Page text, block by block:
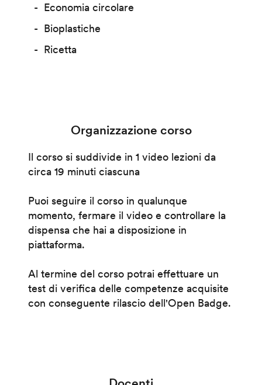
Economia circolare
Bioplastiche
Ricetta
Organizzazione corso
Il corso si suddivide in 1 video lezioni da
circa 19 minuti ciascuna
Puoi seguire il corso in qualunque
momento, fermare il video e controllare la
dispensa che hai a disposizione in
piattaforma.
Al termine del corso potrai effettuare un
test di verifica delle competenze acquisite
con conseguente rilascio dell'Open Badge.